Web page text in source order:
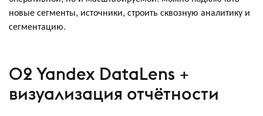
новые сегменты, источники, строить сквозную аналитику и
сегментацию.
02 Yandex DataLens +
визуализация отчётности